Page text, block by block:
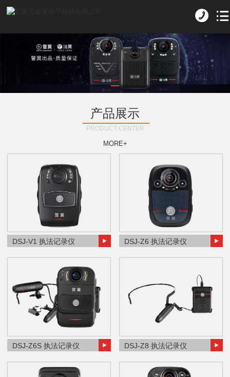
产品展示
PRODUCT CENTER
MORE+
DSJ-V1 执法记录仪 DSJ-Z6 执法记录仪
DSJ-Z6S 执法记录仪 DSJ-Z8 执法记录仪